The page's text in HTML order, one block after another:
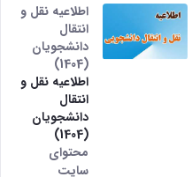
اطلاعیه نقل و
انتقال
دانشجویان
(1404)
اطلاعیه نقل و
انتقال
دانشجویان
(1404)
محتوای
سایت